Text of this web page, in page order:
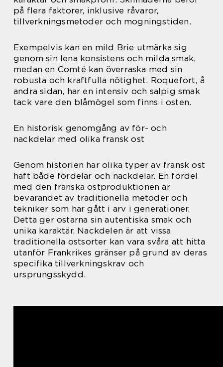
på flera faktorer, inklusive råvaror,
tillverkningsmetoder och mogningstiden.
Exempelvis kan en mild Brie utmärka sig
genom sin lena konsistens och milda smak,
medan en Comté kan överraska med sin
robusta och kraftfulla nötighet. Roquefort, å
andra sidan, har en intensiv och salpig smak
tack vare den blåmögel som finns i osten.
En historisk genomgång av för- och
nackdelar med olika fransk ost
Genom historien har olika typer av fransk ost
haft både fördelar och nackdelar. En fördel
med den franska ostproduktionen är
bevarandet av traditionella metoder och
tekniker som har gått i arv i generationer.
Detta ger ostarna sin autentiska smak och
unika karaktär. Nackdelen är att vissa
traditionella ostsorter kan vara svåra att hitta
utanför Frankrikes gränser på grund av deras
specifika tillverkningskrav och
ursprungsskydd.